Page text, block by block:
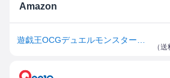
Amazon
（送